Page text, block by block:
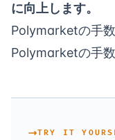
に向上します。
Polymarketの手数
Polymarketの手
TRY IT